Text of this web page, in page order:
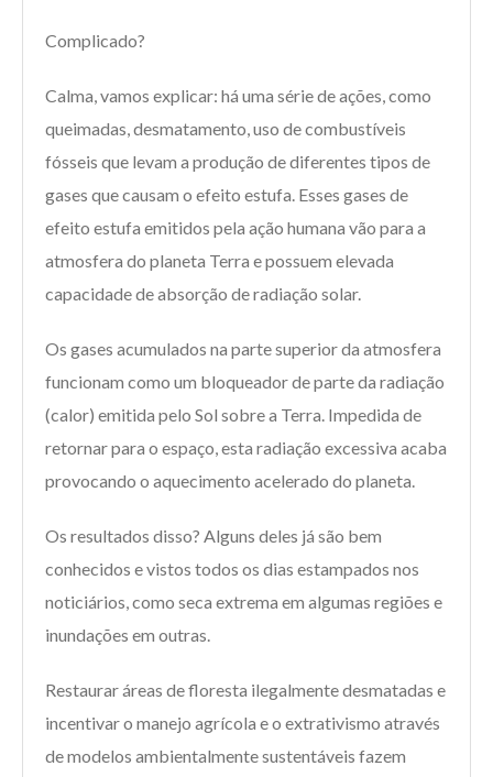
Complicado?
Calma, vamos explicar: há uma série de ações, como
queimadas, desmatamento, uso de combustíveis
fósseis que levam a produção de diferentes tipos de
gases que causam o efeito estufa. Esses gases de
efeito estufa emitidos pela ação humana vão para a
atmosfera do planeta Terra e possuem elevada
capacidade de absorção de radiação solar.
Os gases acumulados na parte superior da atmosfera
funcionam como um bloqueador de parte da radiação
(calor) emitida pelo Sol sobre a Terra. Impedida de
retornar para o espaço, esta radiação excessiva acaba
provocando o aquecimento acelerado do planeta.
Os resultados disso? Alguns deles já são bem
conhecidos e vistos todos os dias estampados nos
noticiários, como seca extrema em algumas regiões e
inundações em outras.
Restaurar áreas de floresta ilegalmente desmatadas e
incentivar o manejo agrícola e o extrativismo através
de modelos ambientalmente sustentáveis fazem